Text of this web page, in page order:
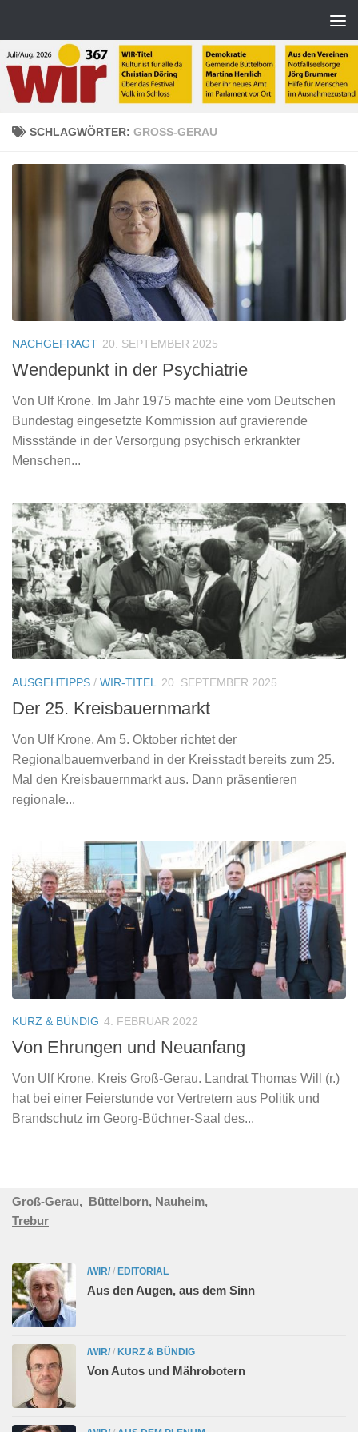
SCHLAGWÖRTER: GROSS-GERAU
NACHGEFRAGT 20. SEPTEMBER 2025
Wendepunkt in der Psychiatrie
Von Ulf Krone. Im Jahr 1975 machte eine vom Deutschen
Bundestag eingesetzte Kommission auf gravierende
Missstände in der Versorgung psychisch erkrankter
Menschen...
AUSGEHTIPPS / WIR-TITEL 20. SEPTEMBER 2025
Der 25. Kreisbauernmarkt
Von Ulf Krone. Am 5. Oktober richtet der
Regionalbauernverband in der Kreisstadt bereits zum 25.
Mal den Kreisbauernmarkt aus. Dann präsentieren
regionale...
KURZ & BÜNDIG 4. FEBRUAR 2022
Von Ehrungen und Neuanfang
Von Ulf Krone. Kreis Groß-Gerau. Landrat Thomas Will (r.)
hat bei einer Feierstunde vor Vertretern aus Politik und
Brandschutz im Georg-Büchner-Saal des...
Groß-Gerau, Büttelborn, Nauheim,
Trebur
/WIR/ / EDITORIAL
Aus den Augen, aus dem Sinn
/WIR/ / KURZ & BÜNDIG
Von Autos und Mährobotern